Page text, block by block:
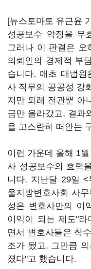
[뉴스토마토 유근윤
성공보수 약정을 무
그러나 이 판결은 오
의뢰인의 경제적 부
습니다. 애초 대법원
사 직무의 공공성 강
지만 되레 전관뿐 아
금만 올라갔고, 결과
을 고스란히 떠안는
이런 가운데 올해 1
사 성공보수의 효력
니다. 지난달 29일
울지방변호사회 사
성은 변호사만의 이
이익이 되는 제도"
면서 변호사들은 착
조가 됐고, 그만큼
졌다"고 했습니다.